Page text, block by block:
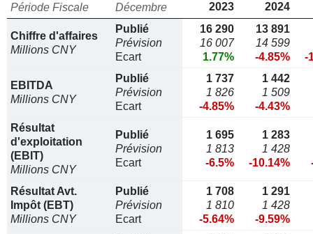
Période Fiscale Décembre 2023 2024
Chiffre d'affaires
Millions CNY
Publié
Prévision
Ecart
16 290
16 007
1.77%
13 891
14 599
-4.85%
-
EBITDA
Millions CNY
Publié
Prévision
Ecart
1 737
1 826
-4.85%
1 442
1 509
-4.43%
Résultat
d'exploitation
(EBIT)
Millions CNY
Publié
Prévision
Ecart
1 695
1 813
-6.5%
1 283
1 428
-10.14%
Résultat Avt.
Impôt (EBT)
Millions CNY
Publié
Prévision
Ecart
1 708
1 810
-5.64%
1 291
1 428
-9.59%